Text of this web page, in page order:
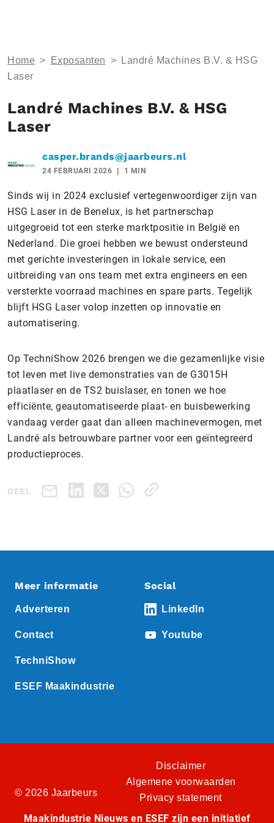
Home > Exposanten >
Landré Machines B.V. & HSG
Laser
Landré Machines B.V. & HSG
Laser
casper.brands@jaarbeurs.nl
24 FEBRUARI 2026 1 MIN
Sinds wij in 2024 exclusief vertegenwoordiger zijn van
HSG Laser in de Benelux, is het partnerschap
uitgegroeid tot een sterke marktpositie in België en
Nederland. Die groei hebben we bewust ondersteund
met gerichte investeringen in lokale service, een
uitbreiding van ons team met extra engineers en een
versterkte voorraad machines en spare parts. Tegelijk
blijft HSG Laser volop inzetten op innovatie en
automatisering.
Op TechniShow 2026 brengen we die gezamenlijke visie
tot leven met live demonstraties van de G3015H
plaatlaser en de TS2 buislaser, en tonen we hoe
efficiënte, geautomatiseerde plaat- en buisbewerking
vandaag verder gaat dan alleen machinevermogen, met
Landré als betrouwbare partner voor een geïntegreerd
productieproces.
DEEL
Meer informatie
Adverteren
Contact
TechniShow
ESEF Maakindustrie
Social
LinkedIn
Youtube
© 2026 Jaarbeurs
Disclaimer
Algemene voorwaarden
Privacy statement
Maakindustrie Nieuws en ESEF zijn een initiatief